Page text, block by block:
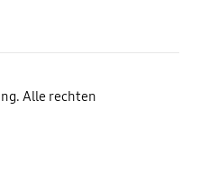
Alle rechten